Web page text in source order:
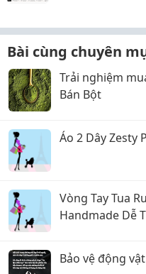
Bài cùng chuyên
Trải nghiệm
Bán Bột
Áo 2 Dây Zesty
Vòng Tay Tua
Handmade Dễ
Bảo vệ động